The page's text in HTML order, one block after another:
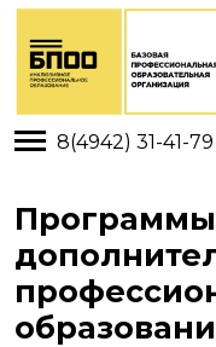
8(4942) 31-41-79
Toggle main
Программы